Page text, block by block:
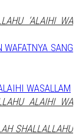
‘ALAIHI WA
WASALLAM
ALAIHI WA
SHALLALLAHU